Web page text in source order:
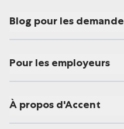
Blog pour les
Pour les employeurs
À propos d'Accent